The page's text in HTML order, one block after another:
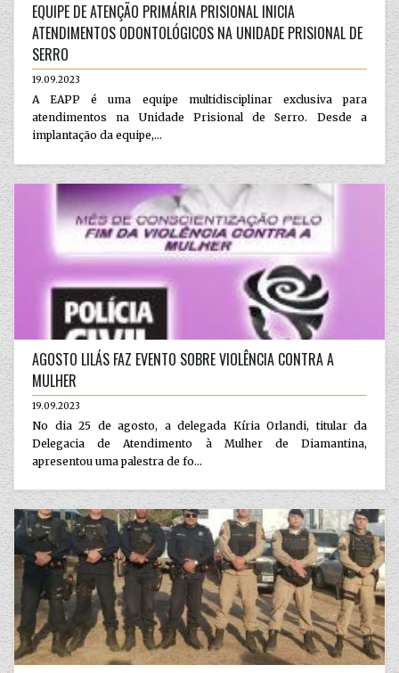
EQUIPE DE ATENÇÃO PRIMÁRIA PRISIONAL INICIA
ATENDIMENTOS ODONTOLÓGICOS NA UNIDADE PRISIONAL DE
SERRO
19.09.2023
A EAPP é uma equipe multidisciplinar exclusiva para
atendimentos na Unidade Prisional de Serro. Desde a
implantação da equipe,...
AGOSTO LILÁS FAZ EVENTO SOBRE VIOLÊNCIA CONTRA A
MULHER
19.09.2023
No dia 25 de agosto, a delegada Kíria Orlandi, titular da
Delegacia de Atendimento à Mulher de Diamantina,
apresentou uma palestra de fo...